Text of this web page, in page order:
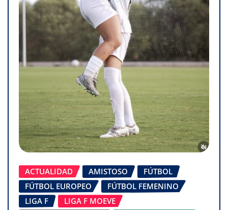
ACTUALIDAD AMISTOSO
FÚTBOL
FÚTBOL EUROPEO
FÚTBOL FEMENINO
LIGA F
LIGA F MOEVE